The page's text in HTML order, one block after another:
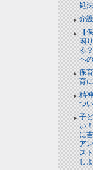
処法
介
【
困
る
へ
保
育
精
つ
子
い
に
ア
ス
し